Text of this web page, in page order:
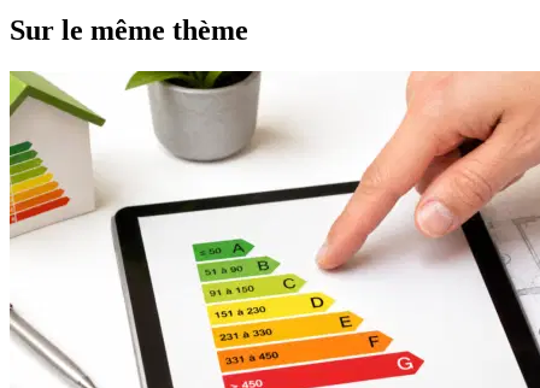
Sur le même thème